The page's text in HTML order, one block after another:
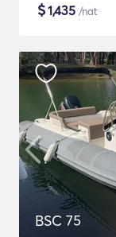
$1,435 /nat
BSC 75